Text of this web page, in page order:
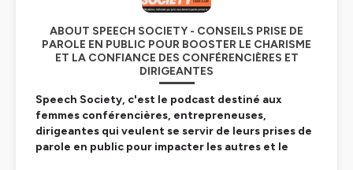
ABOUT SPEECH SOCIETY - CONSEILS PRISE DE
PAROLE EN PUBLIC POUR BOOSTER LE CHARISME
ET LA CONFIANCE DES CONFÉRENCIÈRES ET
DIRIGEANTES
Speech Society, c'est le podcast destiné aux
femmes conférencières, entrepreneuses,
dirigeantes qui veulent se servir de leurs prises de
parole en public pour impacter les autres et le